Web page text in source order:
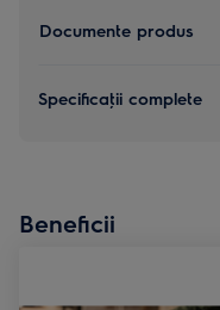
Documente produs
Specificaţii complete
Beneficii